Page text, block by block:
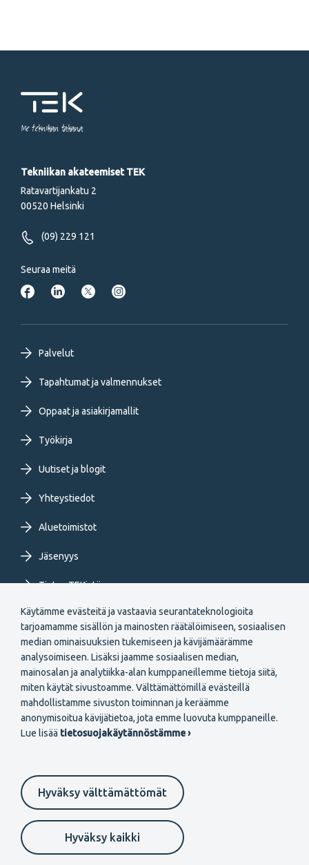
Käytämme evästeitä ja vastaavia seurantateknologioita
tarjoamamme sisällön ja mainosten räätälöimiseen, sosiaalisen
median ominaisuuksien tukemiseen ja kävijämäärämme
analysoimiseen. Lisäksi jaamme sosiaalisen median,
mainosalan ja analytiikka-alan kumppaneillemme tietoja siitä,
miten käytät sivustoamme. Välttämättömillä evästeillä
mahdollistamme sivuston toiminnan ja keräämme
anonymisoitua kävijätietoa, jota emme luovuta kumppaneille.
Lue lisää tietosuojakäytännöstämme ›
Hyväksy välttämättömät
Hyväksy kaikki
Me tekniikan takana
Tekniikan akateemiset TEK
Ratavartijankatu 2
00520 Helsinki
(09) 229 121
Seuraa meitä
Footer
primary
menu
FI
Palvelut
Tapahtumat ja valmennukset
Oppaat ja asiakirjamallit
Työkirja
Uutiset ja blogit
Yhteystiedot
Aluetoimistot
Jäsenyys
Tietoa TEKistä
Extranet
Secondary
FI
Liity jäseneksi
Footer
Evästeasetukset Tietosuojaselosteet
Ilmoituskanava
Suomeksi In English På svenska